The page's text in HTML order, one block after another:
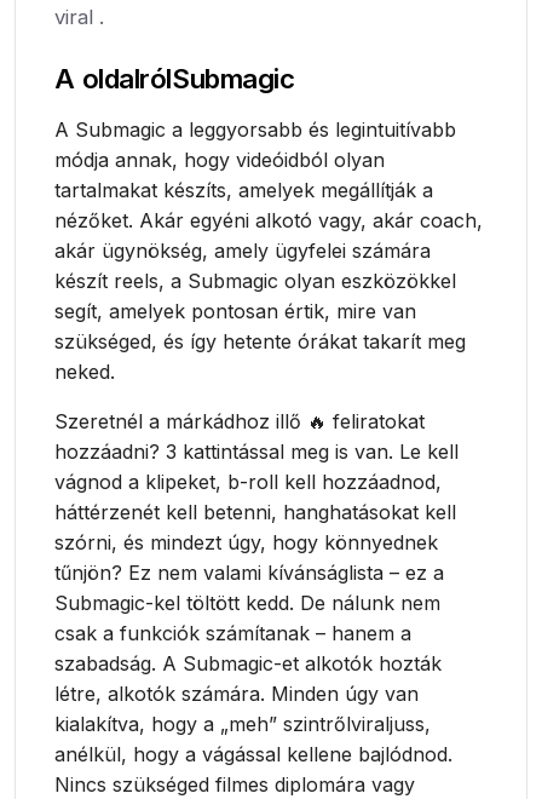
viral .
A oldalrólSubmagic
A Submagic a leggyorsabb és legintuitívabb
módja annak, hogy videóidból olyan
tartalmakat készíts, amelyek megállítják a
nézőket. Akár egyéni alkotó vagy, akár coach,
akár ügynökség, amely ügyfelei számára
készít reels, a Submagic olyan eszközökkel
segít, amelyek pontosan értik, mire van
szükséged, és így hetente órákat takarít meg
neked.
Szeretnél a márkádhoz illő 🔥 feliratokat
hozzáadni? 3 kattintással meg is van. Le kell
vágnod a klipeket, b-roll kell hozzáadnod,
háttérzenét kell betenni, hanghatásokat kell
szórni, és mindezt úgy, hogy könnyednek
tűnjön? Ez nem valami kívánságlista – ez a
Submagic-kel töltött kedd. De nálunk nem
csak a funkciók számítanak – hanem a
szabadság. A Submagic-et alkotók hozták
létre, alkotók számára. Minden úgy van
kialakítva, hogy a „meh” szintrőlviraljuss,
anélkül, hogy a vágással kellene bajlódnod.
Nincs szükséged filmes diplomára vagy